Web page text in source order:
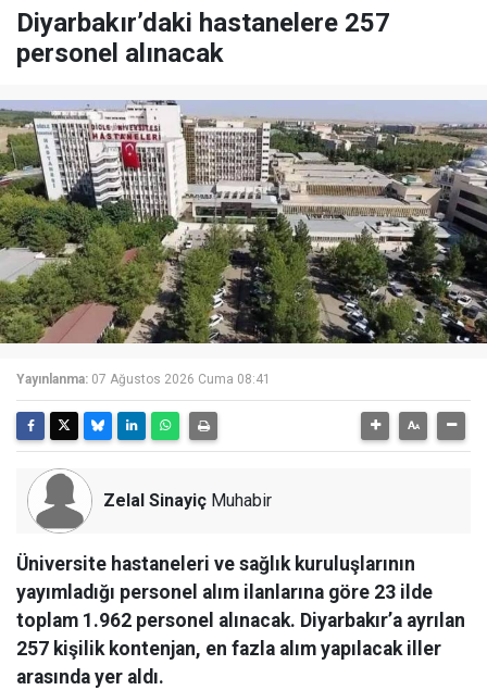
Diyarbakır’daki hastanelere 257
personel alınacak
Yayınlanma: 07 Ağustos 2026 Cuma 08:41
Zelal Sinayiç Muhabir
Üniversite hastaneleri ve sağlık kuruluşlarının
yayımladığı personel alım ilanlarına göre 23 ilde
toplam 1.962 personel alınacak. Diyarbakır’a ayrılan
257 kişilik kontenjan, en fazla alım yapılacak iller
arasında yer aldı.